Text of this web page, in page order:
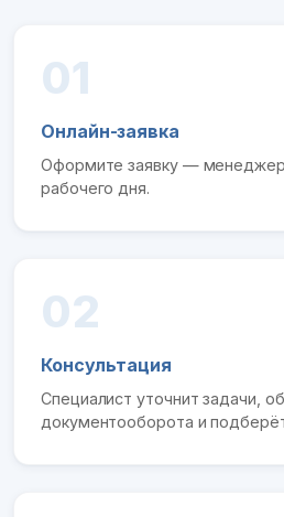
01
Онлайн-заявка
Оформите заявку — менеджер
рабочего дня.
02
Консультация
Специалист уточнит задачи,
документооборота и